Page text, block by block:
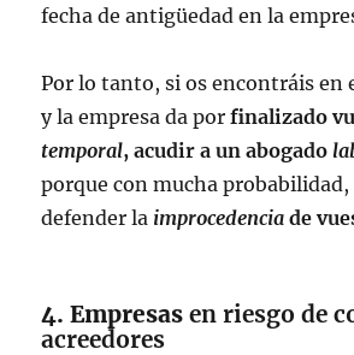
fecha de antigüedad en la
Por lo tanto, si os encontráis en
y la empresa da porfinalizado
temporal, acudir a un abogado
porque con mucha probabilidad,
defender la improcedencia de
4. Empresas en riesgo de
acreedores